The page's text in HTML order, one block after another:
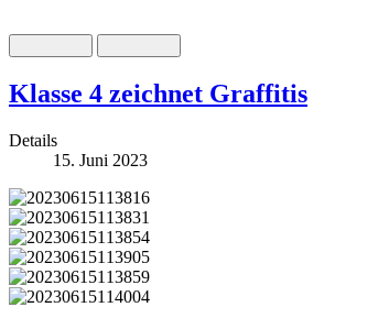
Klasse 4 zeichnet Graffitis
Details
15. Juni 2023